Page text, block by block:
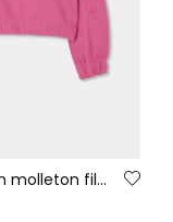
Sweat-shirt en molleton fille fraise à capuche imprimée